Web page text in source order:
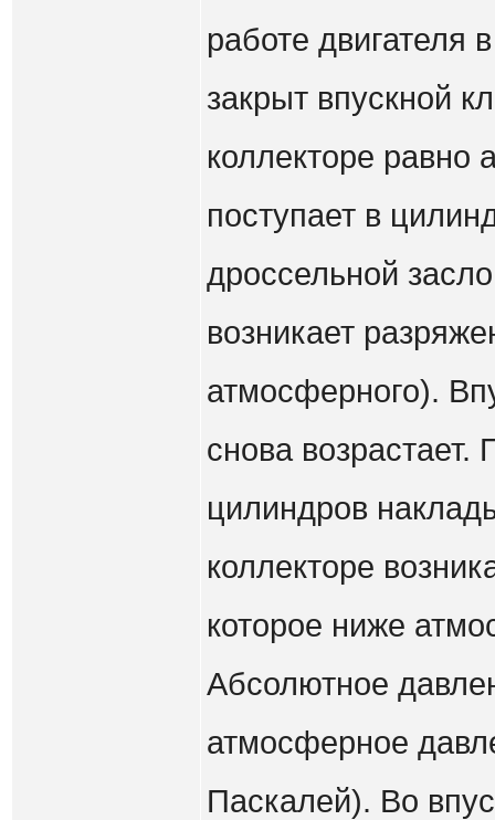
работе двигателя
закрыт впускной
коллекторе равно
поступает в
дроссельной
возникает
атмосферного).
снова
цилиндров
коллекторе
которое ниже
Абсолютное
атмосферное
Паскалей). Во